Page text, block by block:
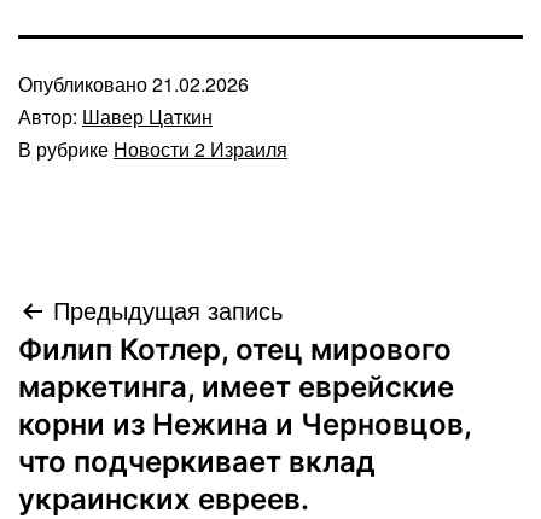
Опубликовано21.02.2026
Автор: Шавер Цаткин
В рубрике Новости 2 Израиля
Навигация
по
записям
Предыдущая запись
Филип Котлер, отец мирового
маркетинга, имеет еврейские
корни из Нежина и Черновцов,
что подчеркивает вклад
украинских евреев.